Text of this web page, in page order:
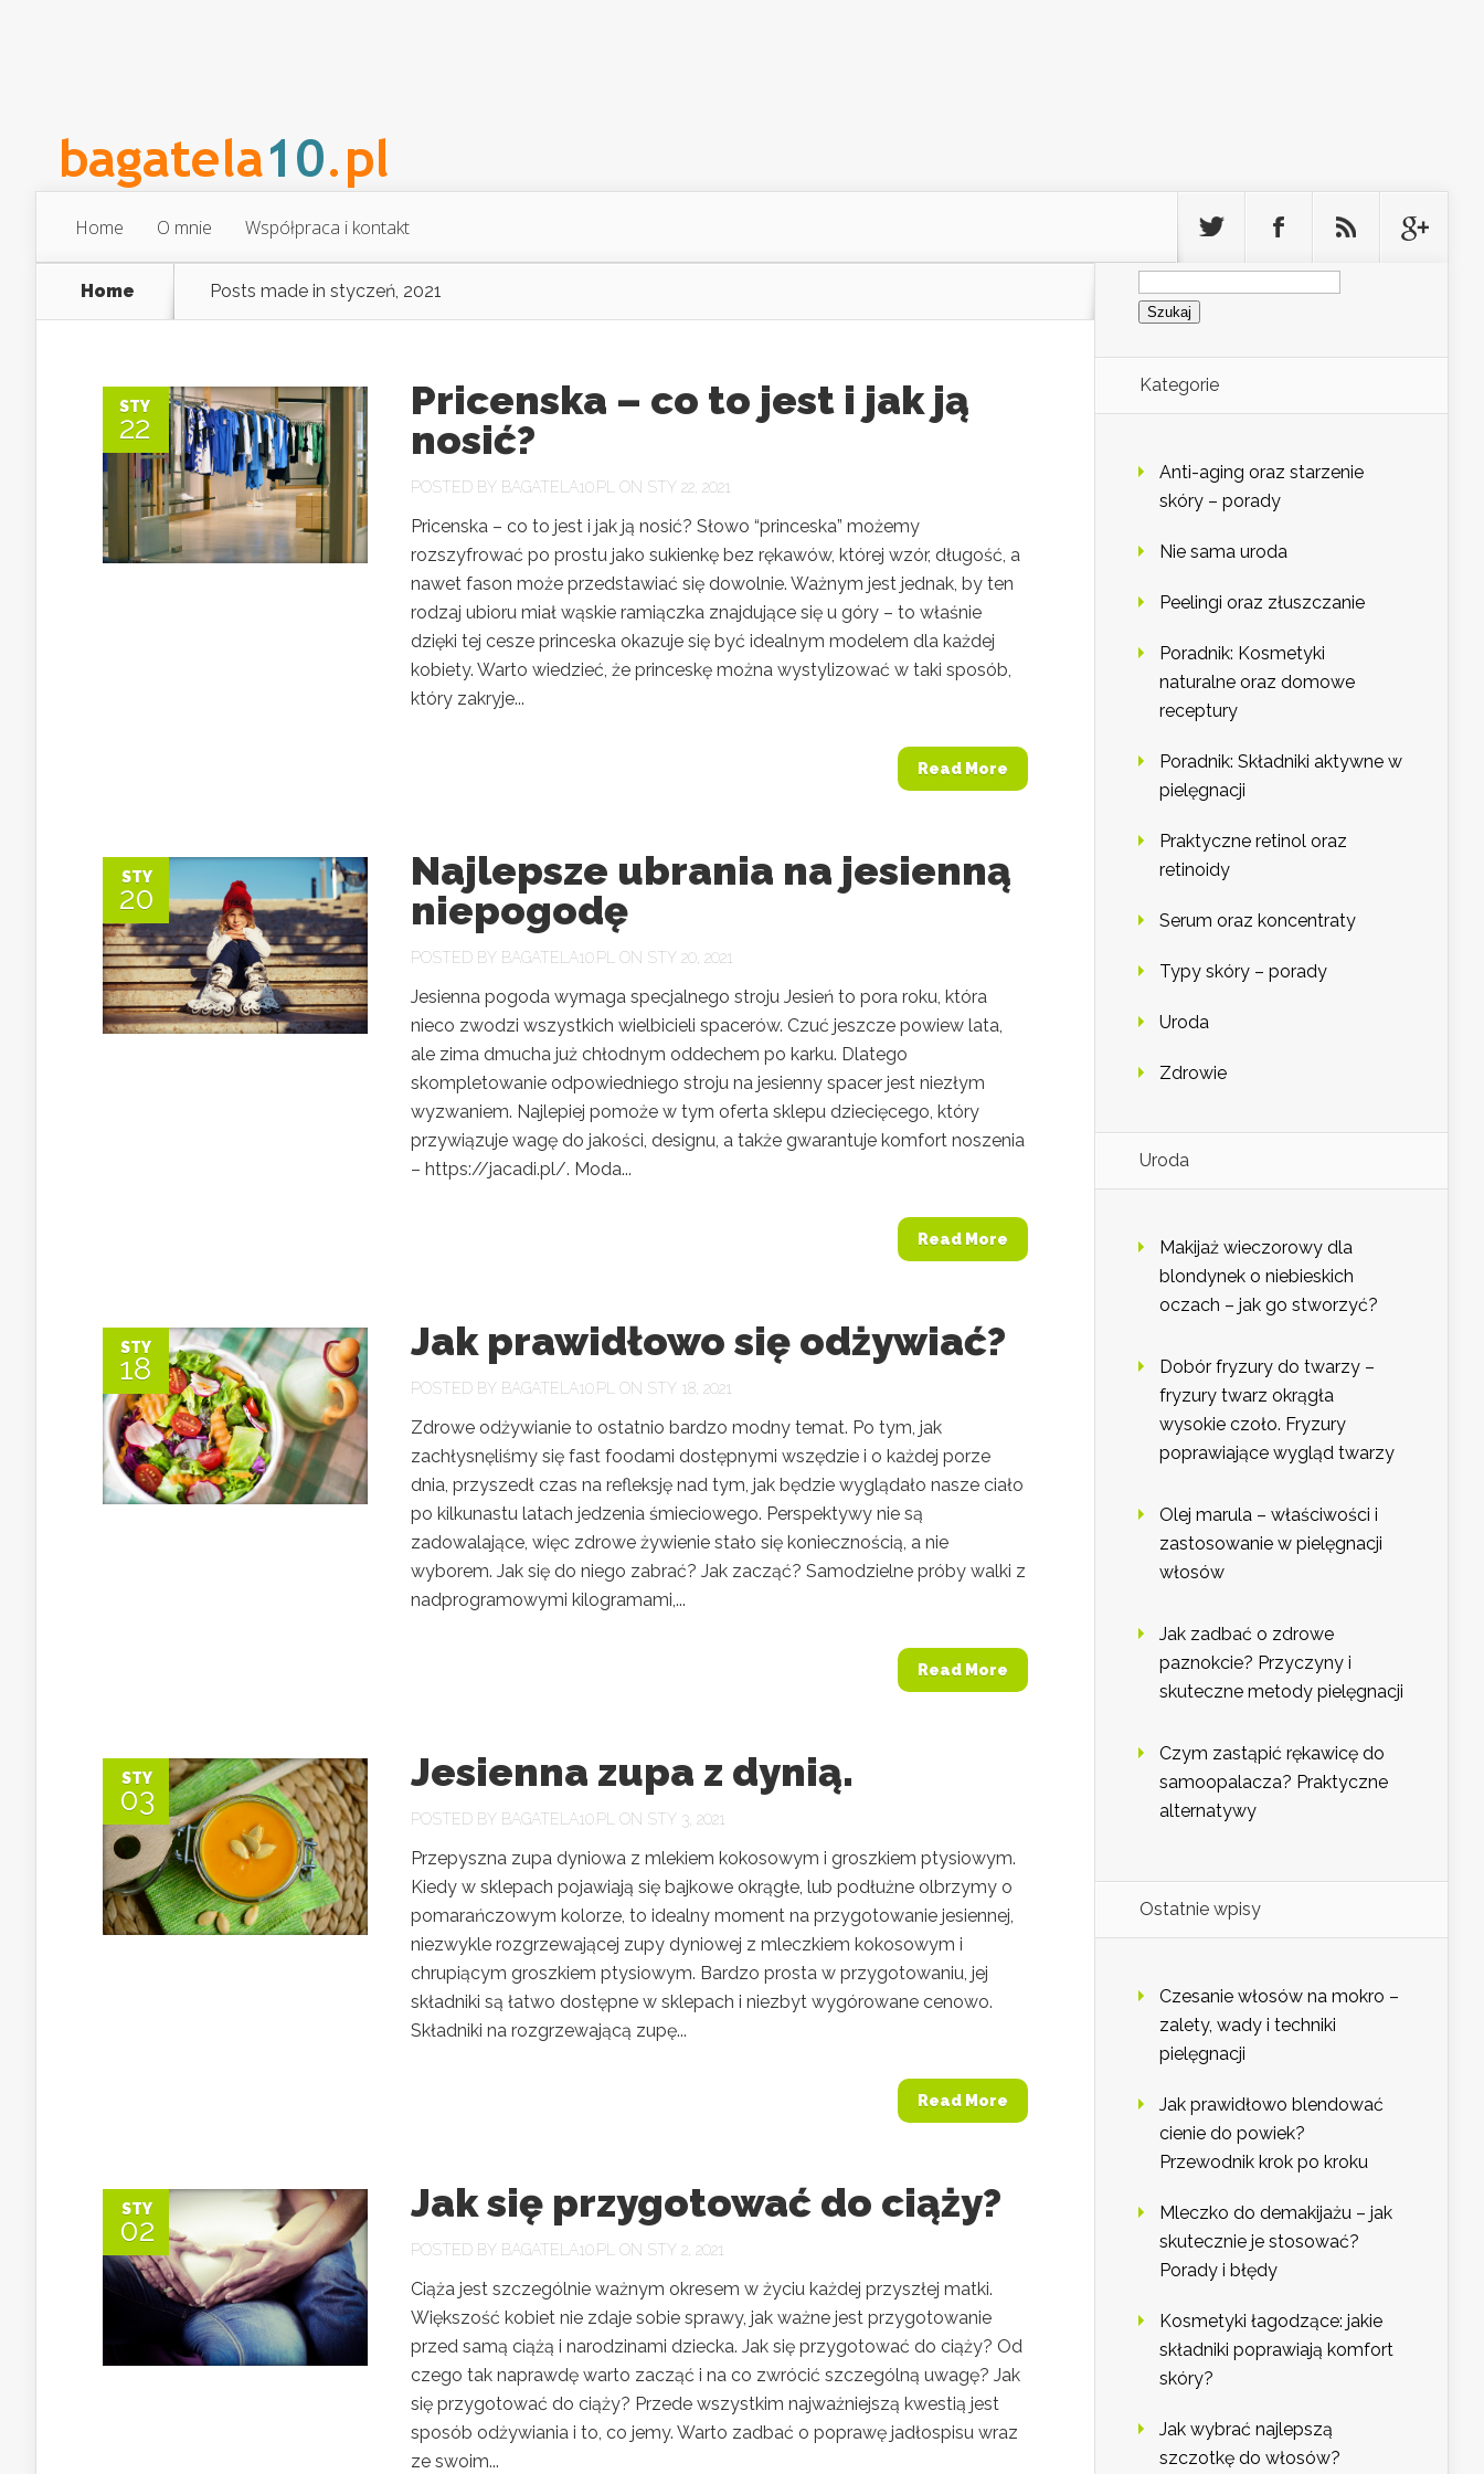
Home O mnie Współpraca i kontakt
Home Posts made in styczeń, 2021
STY
22
Pricenska – co to jest i jak ją
nosić?
POSTED BY BAGATELA10.PL ON STY 22, 2021
Pricenska – co to jest i jak ją nosić? Słowo “princeska” możemy
rozszyfrować po prostu jako sukienkę bez rękawów, której wzór, długość, a
nawet fason może przedstawiać się dowolnie. Ważnym jest jednak, by ten
rodzaj ubioru miał wąskie ramiączka znajdujące się u góry – to właśnie
dzięki tej cesze princeska okazuje się być idealnym modelem dla każdej
kobiety. Warto wiedzieć, że princeskę można wystylizować w taki sposób,
który zakryje...
Read More
STY
20
Najlepsze ubrania na jesienną
niepogodę
POSTED BY BAGATELA10.PL ON STY 20, 2021
Jesienna pogoda wymaga specjalnego stroju Jesień to pora roku, która
nieco zwodzi wszystkich wielbicieli spacerów. Czuć jeszcze powiew lata,
ale zima dmucha już chłodnym oddechem po karku. Dlatego
skompletowanie odpowiedniego stroju na jesienny spacer jest niezłym
wyzwaniem. Najlepiej pomoże w tym oferta sklepu dziecięcego, który
przywiązuje wagę do jakości, designu, a także gwarantuje komfort noszenia
– https://jacadi.pl/. Moda...
Read More
STY
18
Jak prawidłowo się odżywiać?
POSTED BY BAGATELA10.PL ON STY 18, 2021
Zdrowe odżywianie to ostatnio bardzo modny temat. Po tym, jak
zachłysnęliśmy się fast foodami dostępnymi wszędzie i o każdej porze
dnia, przyszedł czas na refleksję nad tym, jak będzie wyglądało nasze ciało
po kilkunastu latach jedzenia śmieciowego. Perspektywy nie są
zadowalające, więc zdrowe żywienie stało się koniecznością, a nie
wyborem. Jak się do niego zabrać? Jak zacząć? Samodzielne próby walki z
nadprogramowymi kilogramami,...
Read More
STY
03
Jesienna zupa z dynią.
POSTED BY BAGATELA10.PL ON STY 3, 2021
Przepyszna zupa dyniowa z mlekiem kokosowym i groszkiem ptysiowym.
Kiedy w sklepach pojawiają się bajkowe okrągłe, lub podłużne olbrzymy o
pomarańczowym kolorze, to idealny moment na przygotowanie jesiennej,
niezwykle rozgrzewającej zupy dyniowej z mleczkiem kokosowym i
chrupiącym groszkiem ptysiowym. Bardzo prosta w przygotowaniu, jej
składniki są łatwo dostępne w sklepach i niezbyt wygórowane cenowo.
Składniki na rozgrzewającą zupę...
Read More
STY
02
Jak się przygotować do ciąży?
POSTED BY BAGATELA10.PL ON STY 2, 2021
Ciąża jest szczególnie ważnym okresem w życiu każdej przyszłej matki.
Większość kobiet nie zdaje sobie sprawy, jak ważne jest przygotowanie
przed samą ciążą i narodzinami dziecka. Jak się przygotować do ciąży? Od
czego tak naprawdę warto zacząć i na co zwrócić szczególną uwagę? Jak
się przygotować do ciąży? Przede wszystkim najważniejszą kwestią jest
sposób odżywiania i to, co jemy. Warto zadbać o poprawę jadłospisu wraz
ze swoim...
Szukaj:
Kategorie
Anti-aging oraz starzenie
skóry – porady
Nie sama uroda
Peelingi oraz złuszczanie
Poradnik: Kosmetyki
naturalne oraz domowe
receptury
Poradnik: Składniki aktywne w
pielęgnacji
Praktyczne retinol oraz
retinoidy
Serum oraz koncentraty
Typy skóry – porady
Uroda
Zdrowie
Uroda
Makijaż wieczorowy dla
blondynek o niebieskich
oczach – jak go stworzyć?
Dobór fryzury do twarzy –
fryzury twarz okrągła
wysokie czoło. Fryzury
poprawiające wygląd twarzy
Olej marula – właściwości i
zastosowanie w pielęgnacji
włosów
Jak zadbać o zdrowe
paznokcie? Przyczyny i
skuteczne metody pielęgnacji
Czym zastąpić rękawicę do
samoopalacza? Praktyczne
alternatywy
Ostatnie wpisy
Czesanie włosów na mokro –
zalety, wady i techniki
pielęgnacji
Jak prawidłowo blendować
cienie do powiek?
Przewodnik krok po kroku
Mleczko do demakijażu – jak
skutecznie je stosować?
Porady i błędy
Kosmetyki łagodzące: jakie
składniki poprawiają komfort
skóry?
Jak wybrać najlepszą
szczotkę do włosów?